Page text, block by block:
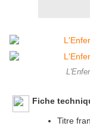
Fiche
Titre